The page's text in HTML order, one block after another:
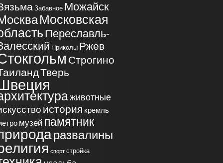
Забавное Можайск
Московская
Переславль-
Приколы Ржев
Строгино
Тверь
животные
история кремль
музей памятник
развалины
спорт стройка